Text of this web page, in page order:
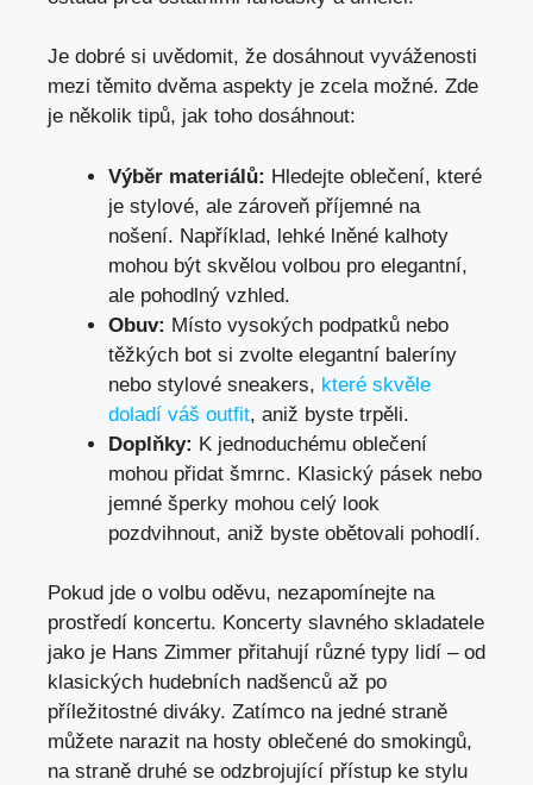
Je dobré si uvědomit, že dosáhnout vyváženosti
mezi těmito dvěma aspekty je zcela možné. Zde
je několik tipů, jak toho dosáhnout:
Výběr materiálů: Hledejte oblečení, které
je stylové, ale zároveň příjemné na
nošení. Například, lehké lněné kalhoty
mohou být skvělou volbou pro elegantní,
ale pohodlný vzhled.
Obuv: Místo vysokých podpatků nebo
těžkých bot si zvolte elegantní baleríny
nebo stylové sneakers, které skvěle
doladí váš outfit, aniž byste trpěli.
Doplňky: K jednoduchému oblečení
mohou přidat šmrnc. Klasický pásek nebo
jemné šperky mohou celý look
pozdvihnout, aniž byste obětovali pohodlí.
Pokud jde o volbu oděvu, nezapomínejte na
prostředí koncertu. Koncerty slavného skladatele
jako je Hans Zimmer přitahují různé typy lidí – od
klasických hudebních nadšenců až po
příležitostné diváky. Zatímco na jedné straně
můžete narazit na hosty oblečené do smokingů,
na straně druhé se odzbrojující přístup ke stylu